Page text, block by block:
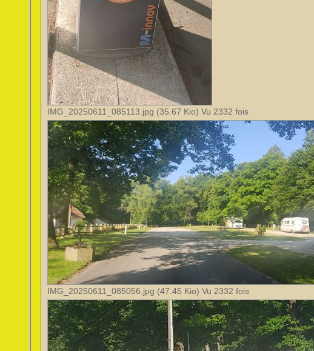
IMG_20250611_085113.jpg (35.67 Kio) Vu 2332 fois
IMG_20250611_085056.jpg (47.45 Kio) Vu 2332 fois